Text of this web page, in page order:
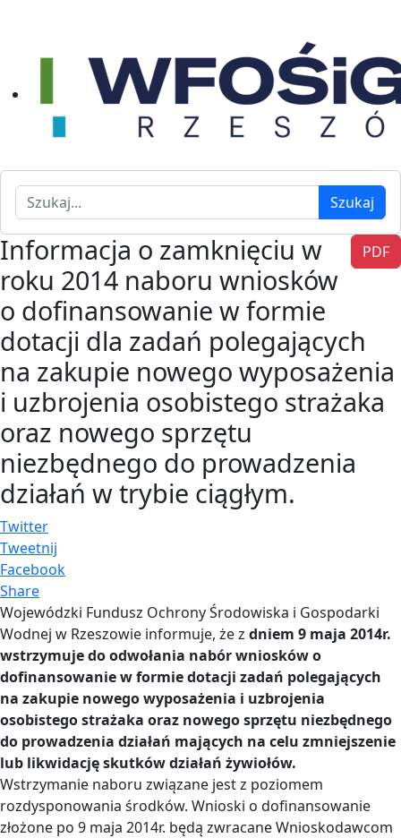
Szukaj Szukaj
PDF
Informacja o zamknięciu w
roku 2014 naboru wniosków
o dofinansowanie w formie
dotacji dla zadań polegających
na zakupie nowego wyposażenia
i uzbrojenia osobistego strażaka
oraz nowego sprzętu
niezbędnego do prowadzenia
działań w trybie ciągłym.
Twitter
Tweetnij
Facebook
Share
Wojewódzki Fundusz Ochrony Środowiska i Gospodarki
Wodnej w Rzeszowie informuje, że z dniem 9 maja 2014r.
wstrzymuje do odwołania nabór wniosków o
dofinansowanie w formie dotacji zadań polegających
na zakupie nowego wyposażenia i uzbrojenia
osobistego strażaka oraz nowego sprzętu niezbędnego
do prowadzenia działań mających na celu zmniejszenie
lub likwidację skutków działań żywiołów.
Wstrzymanie naboru związane jest z poziomem
rozdysponowania środków. Wnioski o dofinansowanie
złożone po 9 maja 2014r. będą zwracane Wnioskodawcom